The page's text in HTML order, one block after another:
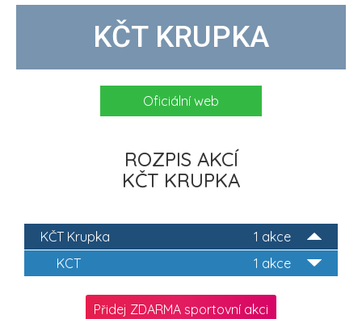
KČT KRUPKA
Oficiální web
ROZPIS AKCÍ
KČT KRUPKA
1 akce
KČT Krupka
1 akce
KCT
Přidej ZDARMA sportovní akci